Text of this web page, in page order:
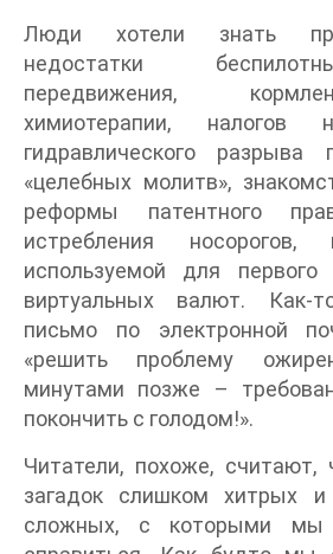
Люди хотели знать
недостатки
передвижения,
химиотерапии, налогов
гидравлического разрыва
«целебных молитв»,
реформы патентного
истребления
используемой для
виртуальных валют. Как-
письмо по электронной
«решить проблему
минутами позже –
покончить с голодом!».
Читатели, похоже,
загадок слишком хитрых
сложных, с которыми